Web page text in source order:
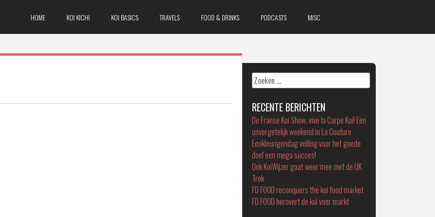
HOME KOI KICHI KOI BASICS TRAVELS FOOD & DRINKS PODCASTS MISC
Zoeken
naar:
RECENTE BERICHTEN
De Franse Koi Show, vive la Carpe Koï! Een
onvergetelijk weekend in La Couture
Eenkleurigendag veiling voor het goede
doel een mega succes!
Ook KoiWijzer gaat weer mee met de UK
Trek
FD FOOD reconquers the koi food market
FD FOOD herovert de koi voer markt